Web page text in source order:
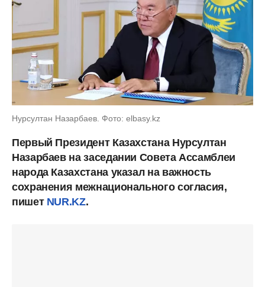
Нурсултан Назарбаев. Фото: elbasy.kz
Первый Президент Казахстана Нурсултан
Назарбаев на заседании Совета Ассамблеи
народа Казахстана указал на важность
сохранения межнационального согласия,
пишет NUR.KZ.